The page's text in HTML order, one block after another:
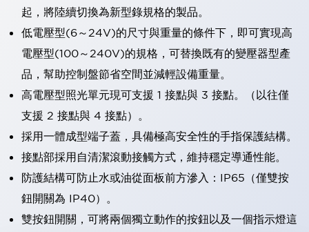
起，將陸續切換為新型錄規格的製品。
低電壓型(6～24V)的尺寸與重量的條件下，即可實現高
電壓型(100～240V)的規格，可替換既有的變壓器型產
品，幫助控制盤節省空間並減輕設備重量。
高電壓型照光單元現可支援 1 接點與 3 接點。（以往僅
支援 2 接點與 4 接點）。
採用一體成型端子蓋，具備極高安全性的手指保護結構。
接點部採用自清潔滾動接觸方式，維持穩定導通性能。
防護結構可防止水或油從面板前方滲入：IP65（僅雙按
鈕開關為 IP40）。
雙按鈕開關，可將兩個獨立動作的按鈕以及一個指示燈這